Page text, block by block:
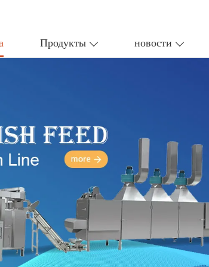
Продукты новости